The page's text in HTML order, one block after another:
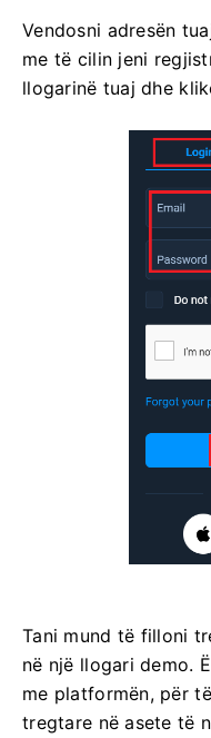
Vendosni adresën
me të cilin jeni
llogarinë tuaj dhe
Tani mund të filloni
në një llogari demo.
me platformën, për
tregtare në asete të